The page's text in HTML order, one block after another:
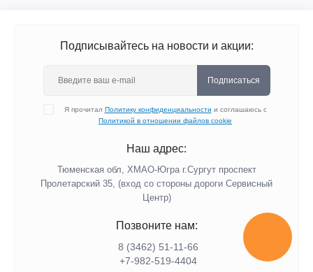
Подписывайтесь на новости и акции:
Подписаться
Я прочитал Политику конфиденциальности и соглашаюсь с
Политикой в отношении файлов cookie
Наш адрес:
Тюменская обл, ХМАО-Югра г.Сургут проспект
Пролетарский 35, (вход со стороны дороги Сервисный
Центр)
Позвоните нам:
8 (3462) 51-11-66
+7-982-519-4404